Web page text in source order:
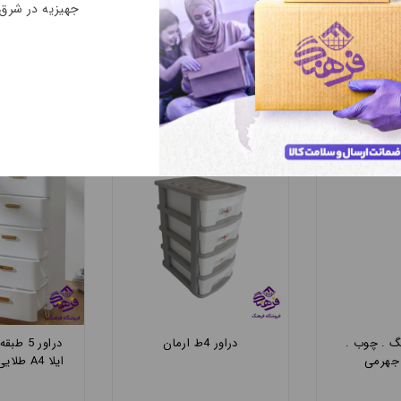
مینی درآور تسا 4طبقه
دراور 4ط سنگ . چوب .
دراور 4ط ارمان
جهیزیه در